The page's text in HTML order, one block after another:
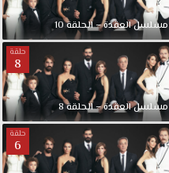
مسلسل العقدة – الحلقة 10
حلقة
8
مسلسل العقدة – الحلقة 8
حلقة
6